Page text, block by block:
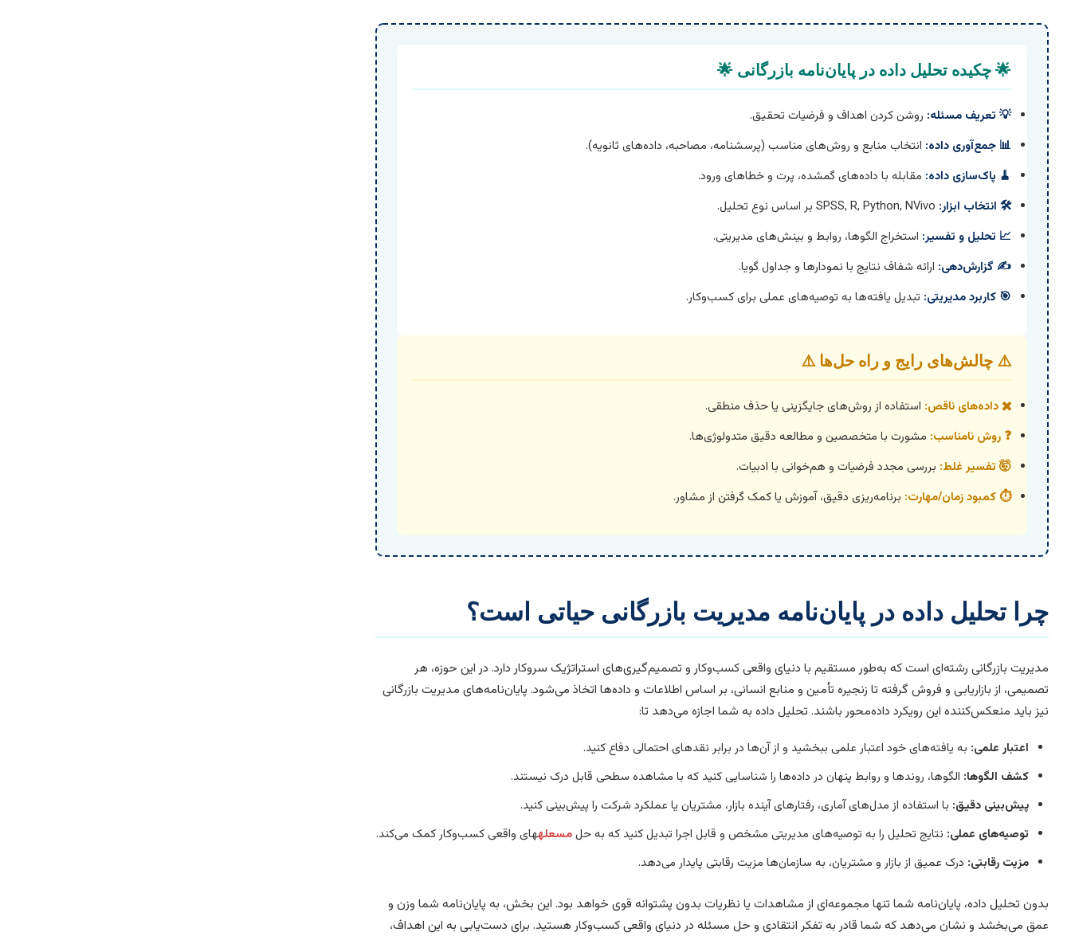
🌟 چکیده تحلیل داده در پایان‌نامه بازرگانی 🌟
💡 تعریف مسئله: روشن کردن اهداف و فرضیات تحقیق.
📊 جمع‌آوری داده: انتخاب منابع و روش‌های مناسب (پرسشنامه، مصاحبه، داده‌های ثانویه).
🧹 پاک‌سازی داده: مقابله با داده‌های گمشده، پرت و خطاهای ورود.
🛠️ انتخاب ابزار:
📈 تحلیل و تفسیر: استخراج الگوها، روابط و بینش‌های مدیریتی.
✍️ گزارش‌دهی: ارائه شفاف نتایج با نمودارها و جداول گویا.
🎯 کاربرد مدیریتی: تبدیل یافته‌ها به توصیه‌های عملی برای کسب‌وکار.
⚠️ چالش‌های رایج و راه حل‌ها ⚠️
✖️ داده‌های ناقص: استفاده از روش‌های جایگزینی یا حذف منطقی.
❓ روش نامناسب: مشورت با متخصصین و مطالعه دقیق متدولوژی‌ها.
🤯 تفسیر غلط: بررسی مجدد فرضیات و هم‌خوانی با ادبیات.
⏱️ کمبود زمان/مهارت: برنامه‌ریزی دقیق، آموزش یا کمک گرفتن از مشاور.
چرا تحلیل داده در پایان‌نامه مدیریت بازرگانی حیاتی است؟
مدیریت بازرگانی رشته‌ای است که به‌طور مستقیم با دنیای واقعی کسب‌وکار و تصمیم‌گیری‌های استراتژیک سروکار دارد. در این حوزه، هر
تصمیمی، از بازاریابی و فروش گرفته تا زنجیره تأمین و منابع انسانی، بر اساس اطلاعات و داده‌ها اتخاذ می‌شود. پایان‌نامه‌های مدیریت بازرگانی
نیز باید منعکس‌کننده این رویکرد داده‌محور باشند. تحلیل داده به شما اجازه می‌دهد تا:
اعتبار علمی: به یافته‌های خود اعتبار علمی ببخشید و از آن‌ها در برابر نقدهای احتمالی دفاع کنید.
کشف الگوها: الگوها، روندها و روابط پنهان در داده‌ها را شناسایی کنید که با مشاهده سطحی قابل درک نیستند.
پیش‌بینی دقیق: با استفاده از مدل‌های آماری، رفتارهای آینده بازار، مشتریان یا عملکرد شرکت را پیش‌بینی کنید.
توصیه‌های عملی: نتایج تحلیل را به توصیه‌های مدیریتی مشخص و قابل اجرا تبدیل کنید که به حلمسعلههای واقعی کسب‌وکار کمک می‌کند.
مزیت رقابتی: درک عمیق از بازار و مشتریان، به سازمان‌ها مزیت رقابتی پایدار می‌دهد.
بدون تحلیل داده، پایان‌نامه شما تنها مجموعه‌ای از مشاهدات یا نظریات بدون پشتوانه قوی خواهد بود. این بخش، به پایان‌نامه شما وزن و
عمق می‌بخشد و نشان می‌دهد که شما قادر به تفکر انتقادی و حل مسئله در دنیای واقعی کسب‌وکار هستید. برای دست‌یابی به این اهداف،